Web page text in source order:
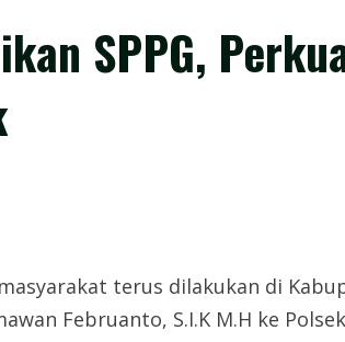
SPPG,
terus dilakukan di
Februanto, S.I.K M.H ke